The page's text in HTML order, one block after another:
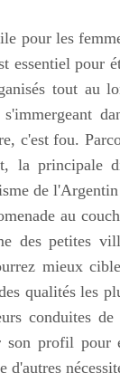
pour les
essentiel pour
tout au
s'immergeant
c'est fou.
la principale
de
au
des petites
mieux
qualités les
conduites
son profil pour
d'autres